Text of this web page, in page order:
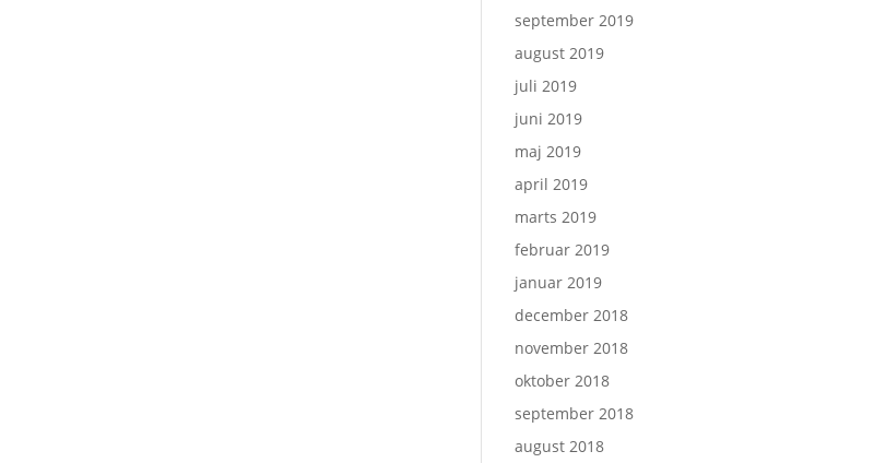
september 2019
august 2019
juli 2019
juni 2019
maj 2019
april 2019
marts 2019
februar 2019
januar 2019
december 2018
november 2018
oktober 2018
september 2018
august 2018